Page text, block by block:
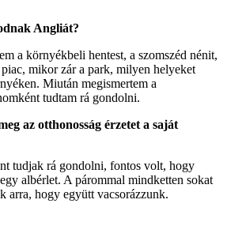
Angliát?
a környékbeli hentest, a szomszéd nénit,
mikor zár a park, milyen helyeket
Miután megismertem a
tudtam rá gondolni.
az otthonosság érzetet a saját
tudjak rá gondolni, fontos volt, hogy
albérlet. A párommal mindketten sokat
arra, hogy együtt vacsorázzunk.